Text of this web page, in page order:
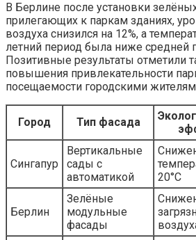
В Берлине после установки
прилегающих к паркам зданиях,
воздуха снизился на 12%, а
летний период была ниже средней
Позитивные результаты отметили
повышения привлекательности
посещаемости городскими
Город Тип фасада
Сингапур
Вертикальные
сады с
автоматикой
20°C
Берлин
Зелёные
модульные
фасады